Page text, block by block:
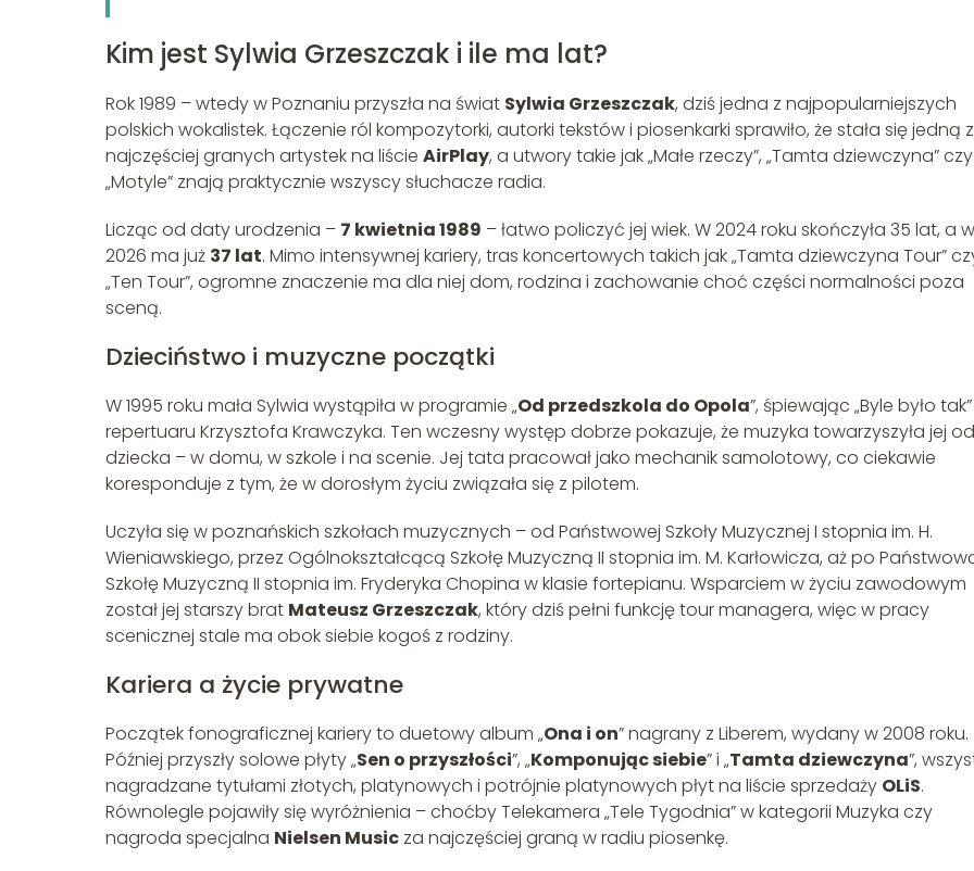
Kim jest Sylwia Grzeszczak i ile ma lat?
Rok 1989 – wtedy w Poznaniu przyszła na świat Sylwia Grzeszczak, dziś jedna z najpopularniejszych
polskich wokalistek. Łączenie ról kompozytorki, autorki tekstów i piosenkarki sprawiło, że stała się jedną z
najczęściej granych artystek na liście AirPlay, a utwory takie jak „Małe rzeczy”, „Tamta dziewczyna” czy
„Motyle” znają praktycznie wszyscy słuchacze radia.
Licząc od daty urodzenia – 7 kwietnia 1989 – łatwo policzyć jej wiek. W 2024 roku skończyła 35 lat, a w
2026 ma już 37 lat. Mimo intensywnej kariery, tras koncertowych takich jak „Tamta dziewczyna Tour”
„Ten Tour”, ogromne znaczenie ma dla niej dom, rodzina i zachowanie choć części normalności poza
sceną.
Dzieciństwo i muzyczne początki
W 1995 roku mała Sylwia wystąpiła w programie „Od przedszkola do Opola”, śpiewając „Byle było
repertuaru Krzysztofa Krawczyka. Ten wczesny występ dobrze pokazuje, że muzyka towarzyszyła jej od
dziecka – w domu, w szkole i na scenie. Jej tata pracował jako mechanik samolotowy, co ciekawie
koresponduje z tym, że w dorosłym życiu związała się z pilotem.
Uczyła się w poznańskich szkołach muzycznych – od Państwowej Szkoły Muzycznej I stopnia im. H.
Wieniawskiego, przez Ogólnokształcącą Szkołę Muzyczną II stopnia im. M. Karłowicza, aż po
Szkołę Muzyczną II stopnia im. Fryderyka Chopina w klasie fortepianu. Wsparciem w życiu zawodowym
został jej starszy brat Mateusz Grzeszczak, który dziś pełni funkcję tour managera, więc w pracy
scenicznej stale ma obok siebie kogoś z rodziny.
Kariera a życie prywatne
Początek fonograficznej kariery to duetowy album „Ona i on” nagrany z Liberem, wydany w 2008 roku.
Później przyszły solowe płyty „Sen o przyszłości”, „Komponując siebie” i „Tamta dziewczyna”,
nagradzane tytułami złotych, platynowych i potrójnie platynowych płyt na liście sprzedaży OLiS.
Równolegle pojawiły się wyróżnienia – choćby Telekamera „Tele Tygodnia” w kategorii Muzyka czy
nagroda specjalna Nielsen Music za najczęściej graną w radiu piosenkę.